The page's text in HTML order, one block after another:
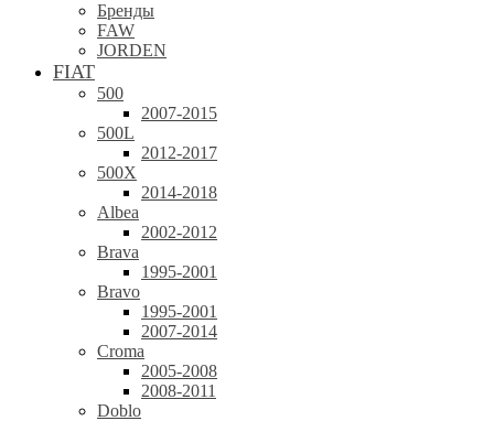
Бренды
FAW
JORDEN
FIAT
500
2007-2015
500L
2012-2017
500X
2014-2018
Albea
2002-2012
Brava
1995-2001
Bravo
1995-2001
2007-2014
Croma
2005-2008
2008-2011
Doblo